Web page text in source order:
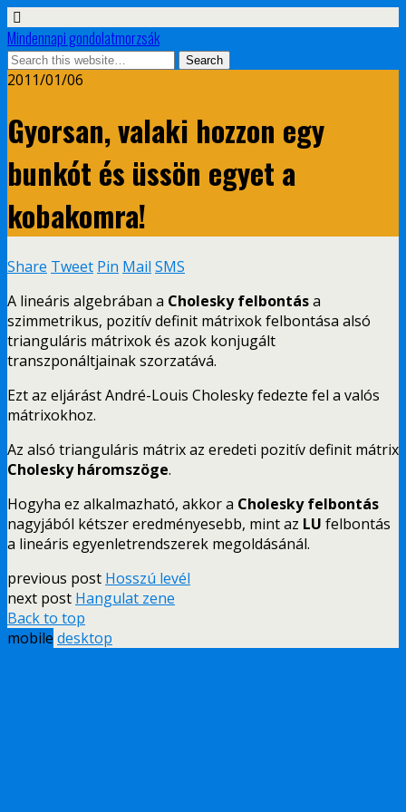
Mindennapi gondolatmorzsák
2011/01/06
Gyorsan, valaki hozzon egy
bunkót és üssön egyet a
kobakomra!
Share Tweet Pin Mail SMS
A lineáris algebrában a Cholesky felbontása
szimmetrikus, pozitív definit mátrixok felbontása alsó
trianguláris mátrixok és azok konjugált
transzponáltjainak szorzatává.
Ezt az eljárást André-Louis Cholesky fedezte fel a valós
mátrixokhoz.
Az alsó trianguláris mátrix az eredeti pozitív definit mátrix
Cholesky háromszöge.
Hogyha ez alkalmazható, akkor a Cholesky felbontás
nagyjából kétszer eredményesebb, mint az LU felbontás
a lineáris egyenletrendszerek megoldásánál.
previous post Hosszú levél
next post Hangulat zene
Back to top
mobile desktop